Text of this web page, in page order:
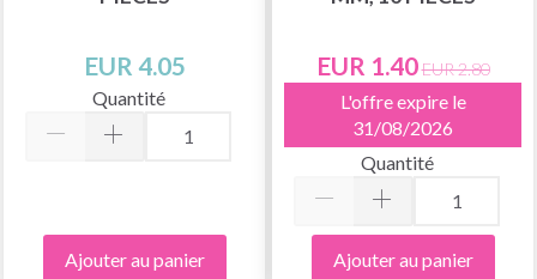
EUR 4.05
Quantité
Ajouter au panier
EUR 1.40EUR 2.80
L'offre expire le
31/08/2026
Quantité
Ajouter au panier